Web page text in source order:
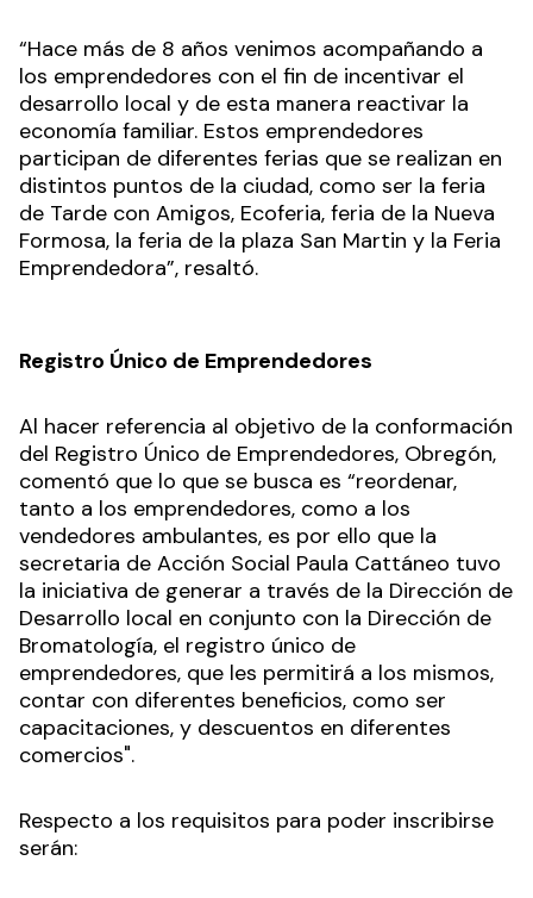
“Hace más de 8 años venimos acompañando a
los emprendedores con el fin de incentivar el
desarrollo local y de esta manera reactivar la
economía familiar. Estos emprendedores
participan de diferentes ferias que se realizan en
distintos puntos de la ciudad, como ser la feria
de Tarde con Amigos, Ecoferia, feria de la Nueva
Formosa, la feria de la plaza San Martin y la Feria
Emprendedora”, resaltó.
Registro Único de Emprendedores
Al hacer referencia al objetivo de la conformación
del Registro Único de Emprendedores, Obregón,
comentó que lo que se busca es “reordenar,
tanto a los emprendedores, como a los
vendedores ambulantes, es por ello que la
secretaria de Acción Social Paula Cattáneo tuvo
la iniciativa de generar a través de la Dirección de
Desarrollo local en conjunto con la Dirección de
Bromatología, el registro único de
emprendedores, que les permitirá a los mismos,
contar con diferentes beneficios, como ser
capacitaciones, y descuentos en diferentes
comercios".
Respecto a los requisitos para poder inscribirse
serán: